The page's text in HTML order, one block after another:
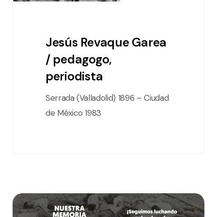
Jesús Revaque Garea
/ pedagogo,
periodista
Serrada (Valladolid) 1896 – Ciudad
de México 1983